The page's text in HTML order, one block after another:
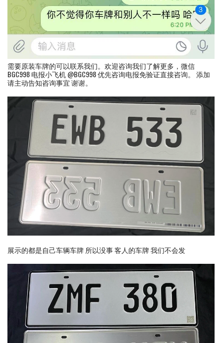
需要原装车牌的可以联系我们。欢迎咨询我们了解更多，微信
BGC998 电报小飞机 @BGC998 优先咨询电报免验证直接咨询。 添加
请主动告知咨询事宜 谢谢。
展示的都是自己车辆车牌 所以没事 客人的车牌 我们不会发